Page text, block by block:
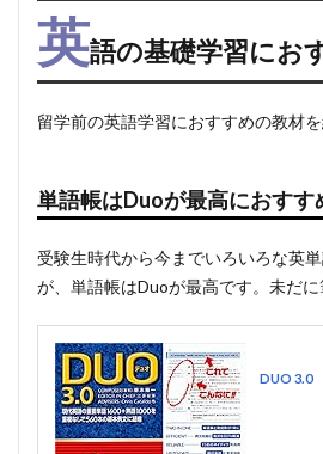
英語の基礎学習にお
留学前の英語学習におすすめの教材を
単語帳はDuoが最高におすす
受験生時代から今までいろいろな英
が、単語帳はDuoが最高です。未だ
DUO 3.0